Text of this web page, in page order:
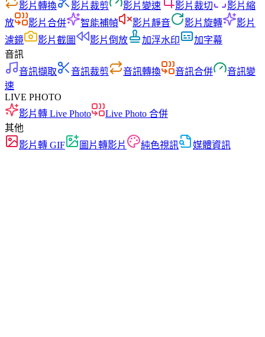
影片轉換
影片裁剪 影片變速 影片裁切
影片縮
放
影片合併 智能補幀 影片靜音 影片旋轉
影片
濾鏡
影片截圖 影片倒放 加浮水印
加字幕
音訊
音訊擷取
音訊裁剪 音訊轉換 音訊合併
音訊變
速
LIVE PHOTO
影片轉 Live Photo
Live Photo 合併
其他
影片轉 GIF
圖片轉影片 純色視訊 媒體資訊